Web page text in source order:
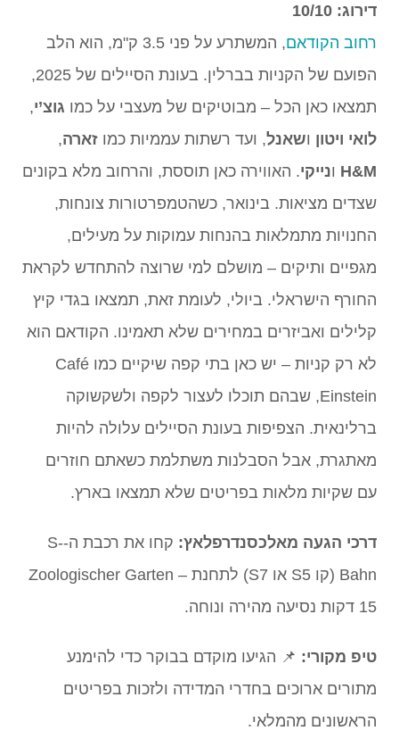
דירוג: 10/10
רחוב הקודאם
, המשתרע על פני 3.5 ק"מ, הוא הלב
הפועם של הקניות בברלין. בעונת הסיילים של 2025,
תמצאו כאן הכל – מבוטיקים של מעצבי על כמו גוצ’י,
לואי ויטון ושאנל, ועד רשתות עממיות כמו זארה,
H&M ונייקי. האווירה כאן תוססת, והרחוב מלא בקונים
שצדים מציאות. בינואר, כשהטמפרטורות צונחות,
החנויות מתמלאות בהנחות עמוקות על מעילים,
מגפיים ותיקים – מושלם למי שרוצה להתחדש לקראת
החורף הישראלי. ביולי, לעומת זאת, תמצאו בגדי קיץ
קלילים ואביזרים במחירים שלא תאמינו. הקודאם הוא
לא רק קניות – יש כאן בתי קפה שיקיים כמו Café
Einstein, שבהם תוכלו לעצור לקפה ולשקשוקה
ברלינאית. הצפיפות בעונת הסיילים עלולה להיות
מאתגרת, אבל הסבלנות משתלמת כשאתם חוזרים
עם שקיות מלאות בפריטים שלא תמצאו בארץ.
דרכי הגעה מאלכסנדרפלאץ:
קחו את רכבת ה-S-
Bahn (קו S5 או S7) לתחנת Zoologischer Garten –
15 דקות נסיעה מהירה ונוחה.
טיפ מקורי: 📌 הגיעו מוקדם בבוקר כדי להימנע
מתורים ארוכים בחדרי המדידה ולזכות בפריטים
הראשונים מהמלאי.